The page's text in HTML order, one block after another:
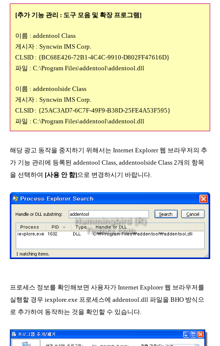
[추가 기능 관리 : 도구 모음 및 확장 프로그램]
이름 : addentool Class
게시자 : Syncwin IMS Corp.
CLSID : {BC68E426-72B1-4C4C-9910-D802FF47616D}
파일 : C:\Program Files\addentool\addentool.dll
이름 : addentoolside Class
게시자 : Syncwin IMS Corp.
CLSID : {25AC3AD7-6C7F-49F9-B38D-25FE4A53F595}
파일 : C:\Program Files\addentool\addentool.dll
해당 광고 동작을 중지하기 위해서는 Internet Explorer 웹 브라우저의 추
가 기능 관리에 등록된 addentool Class, addentoolside Class 2개의 항목
을 선택하여 [사용 안 함]으로 변경하시기 바랍니다.
프로세스 정보를 확인해보면 사용자가 Internet Explorer 웹 브라우저를
실행할 경우 iexplore.exe 프로세스에 addentool.dll 파일을 BHO 방식으
로 추가하여 동작하는 것을 확인할 수 있습니다.